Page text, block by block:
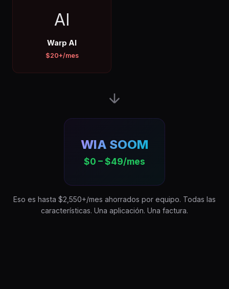
AI
Warp AI
$20+/mes
WIA SOOM
$0 – $49/mes
Eso es hasta $2,550+/mes ahorrados por equipo. Todas las
características. Una aplicación. Una factura.